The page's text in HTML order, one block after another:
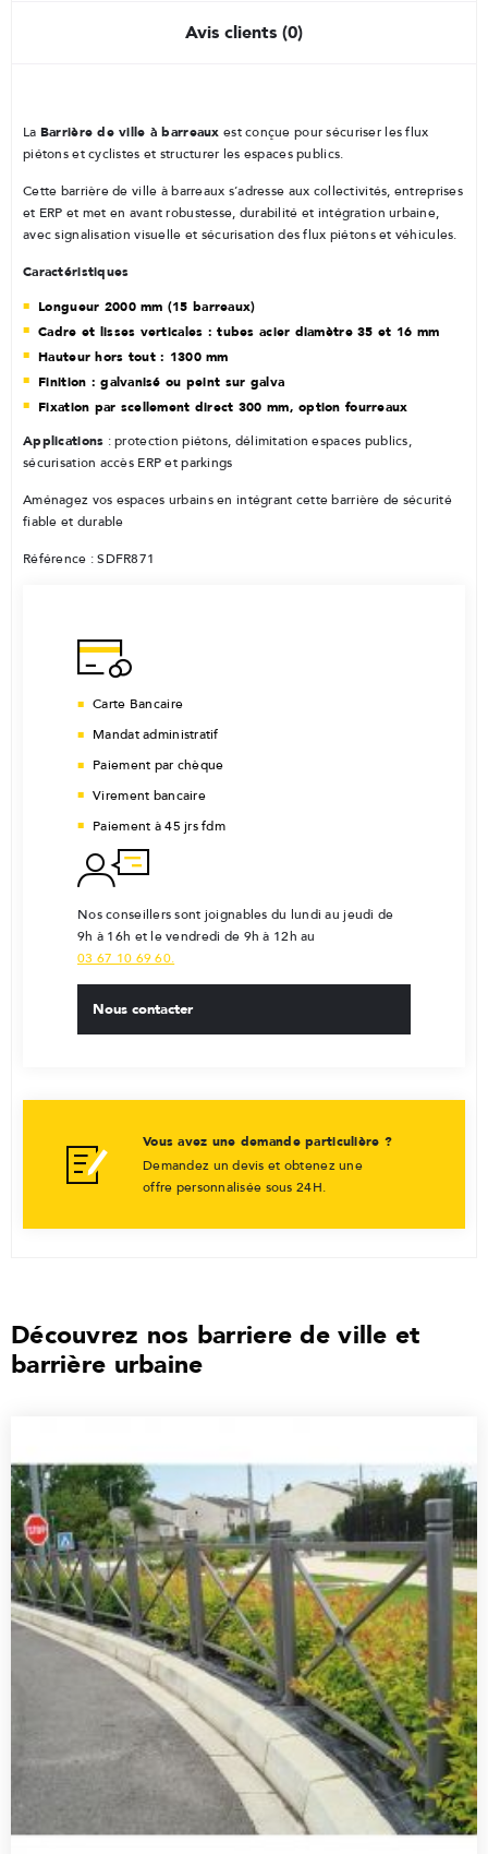
Avis clients (0)
La Barrière de ville à barreaux est conçue pour sécuriser les flux
piétons et cyclistes et structurer les espaces publics.
Cette barrière de ville à barreaux s’adresse aux collectivités, entreprises
et ERP et met en avant robustesse, durabilité et intégration urbaine,
avec signalisation visuelle et sécurisation des flux piétons et véhicules.
Caractéristiques
Longueur 2000 mm (15 barreaux)
Cadre et lisses verticales : tubes acier diamètre 35 et 16 mm
Hauteur hors tout : 1300 mm
Finition : galvanisé ou peint sur galva
Fixation par scellement direct 300 mm, option fourreaux
Applications : protection piétons, délimitation espaces publics,
sécurisation accès ERP et parkings
Aménagez vos espaces urbains en intégrant cette barrière de sécurité
fiable et durable
Référence : SDFR871
Carte Bancaire
Mandat administratif
Paiement par chèque
Virement bancaire
Paiement à 45 jrs fdm
Nos conseillers sont joignables du lundi au jeudi de
9h à 16h et le vendredi de 9h à 12h au
03 67 10 69 60.
Nous contacter
Vous avez une demande particulière ?
Demandez un devis et obtenez une
offre personnalisée sous 24H.
Découvrez nos barriere de ville et
barrière urbaine